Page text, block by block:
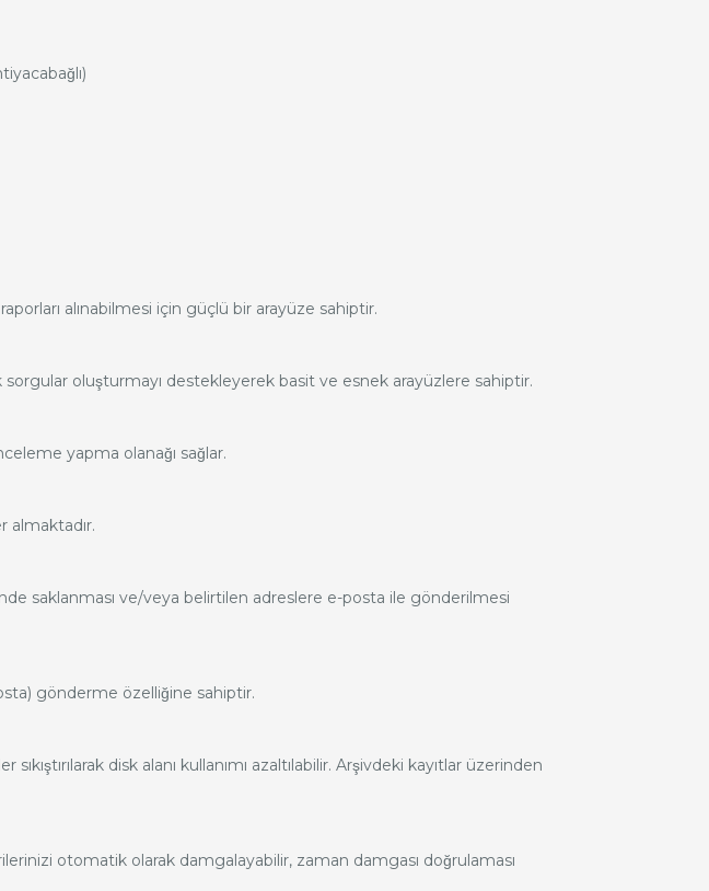
alınabilmesi için güçlü bir arayüze sahiptir.
oluşturmayı destekleyerek basit ve esnek arayüzlere sahiptir.
yapma olanağı sağlar.
almaktadır.
saklanması ve/veya belirtilen adreslere e-posta ile gönderilmesi
gönderme özelliğine sahiptir.
disk alanı kullanımı azaltılabilir. Arşivdeki kayıtlar üzerinden
otomatik olarak damgalayabilir, zaman damgası doğrulaması